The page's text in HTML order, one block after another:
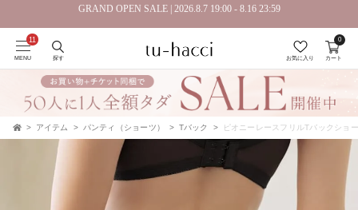
GRAND OPEN SALE | 2026.8.7 19:00 - 8.16 23:59
会員登録で今すぐ使えるポイントプレゼント！
MENU 探す お気に入り カート
0
アイテム パンティ（ショーツ） Tバック ピオニーレースフリルTバックショ